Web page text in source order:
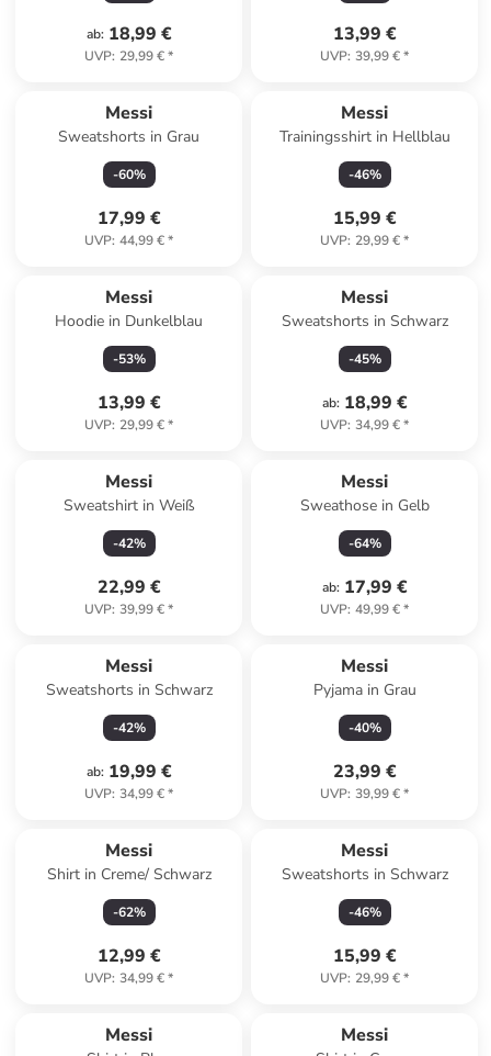
ab: 18,99 €
UVP: 29,99 €*
13,99 €
UVP: 39,99 €*
Messi
Sweatshorts in Grau
-60%
17,99 €
UVP: 44,99 €*
Messi
Trainingsshirt in Hellblau
-46%
15,99 €
UVP: 29,99 €*
Messi
Hoodie in Dunkelblau
-53%
13,99 €
UVP: 29,99 €*
Messi
Sweatshorts in Schwarz
-45%
ab: 18,99 €
UVP: 34,99 €*
Messi
Sweatshirt in Weiß
-42%
22,99 €
UVP: 39,99 €*
Messi
Sweathose in Gelb
-64%
ab: 17,99 €
UVP: 49,99 €*
Messi
Sweatshorts in Schwarz
-42%
ab: 19,99 €
UVP: 34,99 €*
Messi
Pyjama in Grau
-40%
23,99 €
UVP: 39,99 €*
Messi
Shirt in Creme/ Schwarz
-62%
12,99 €
UVP: 34,99 €*
Messi
Sweatshorts in Schwarz
-46%
15,99 €
UVP: 29,99 €*
Messi Messi